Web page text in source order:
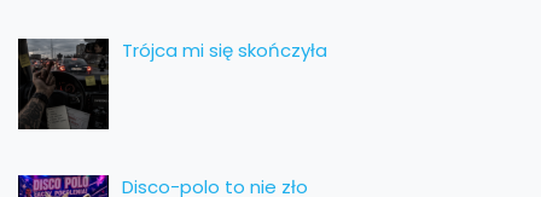
Trójca mi się skończyła
Disco-polo to nie zło